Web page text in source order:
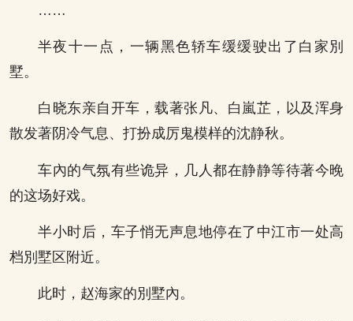
……
半夜十一点，一辆黑色轿车缓缓驶出了白家別
墅。
白晓东亲自开车，载著张凡、白嵐芷，以及浑身
散发著阴冷气息、打扮成厉鬼模样的沈静秋。
车內的气氛有些诡异，几人都在静静等待著今晚
的这场好戏。
半小时后，车子悄无声息地停在了中江市一处高
档別墅区附近。
此时，赵海家的別墅內。